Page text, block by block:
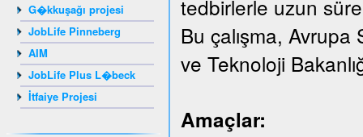
G�kkuşağı projesi
JobLife Pinneberg
AIM
JobLife Plus L�beck
İtfaiye Projesi
tedbirlerle uzun
Bu çalışma, Avrupa
ve Teknoloji
Amaçlar: